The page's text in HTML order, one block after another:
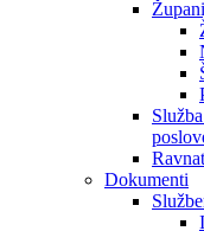
Dokumenti